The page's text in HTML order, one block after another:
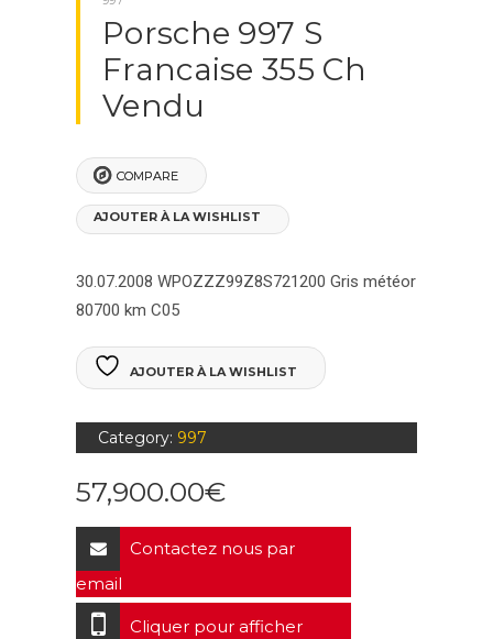
Porsche 997 S
Francaise 355 Ch
Vendu
COMPARE
AJOUTER À LA WISHLIST
30.07.2008 WPOZZZ99Z8S721200 Gris météor
80700 km C05
AJOUTER À LA WISHLIST
Category: 997
57,900.00€
Contactez nous par
email
Cliquer pour afficher